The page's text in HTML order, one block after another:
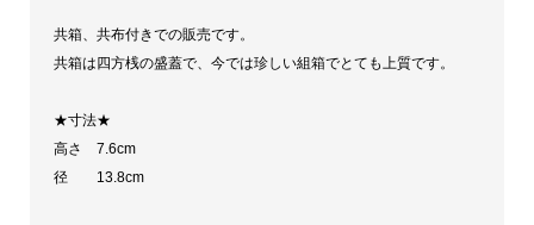
碗
道
具
【中
共箱、共布付きでの販売です。
共箱は四方桟の盛蓋で、今では珍しい組箱でとても上質です。
★寸法★
高さ 7.6cm
径 13.8cm